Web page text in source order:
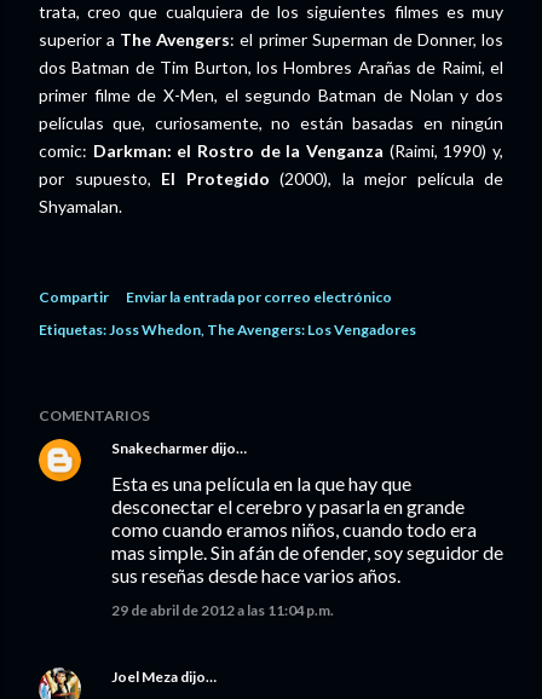
trata, creo que cualquiera de los siguientes filmes es muy
superior a The Avengers: el primer Superman de Donner, los
dos Batman de Tim Burton, los Hombres Arañas de Raimi, el
primer filme de X-Men, el segundo Batman de Nolan y dos
películas que, curiosamente, no están basadas en ningún
comic: Darkman: el Rostro de la Venganza (Raimi, 1990) y,
por supuesto, El Protegido (2000), la mejor película de
Shyamalan.
Compartir
Enviar la entrada por correo electrónico
Etiquetas:Joss Whedon The Avengers: Los Vengadores
COMENTARIOS
Snakecharmer dijo…
Esta es una película en la que hay que
desconectar el cerebro y pasarla en grande
como cuando eramos niños, cuando todo era
mas simple. Sin afán de ofender, soy seguidor de
sus reseñas desde hace varios años.
29 de abril de 2012 a las 11:04 p.m.
Joel Meza dijo…